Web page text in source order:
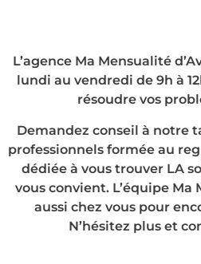
ou chez
L’agence Ma Mensualité
lundi au vendredi de 9h à
résoudre vos
Demandez conseil à notre
professionnels formée au
dédiée à vous trouver LA
vous convient. L’équipe Ma
aussi chez vous pour
N’hésitez plus et